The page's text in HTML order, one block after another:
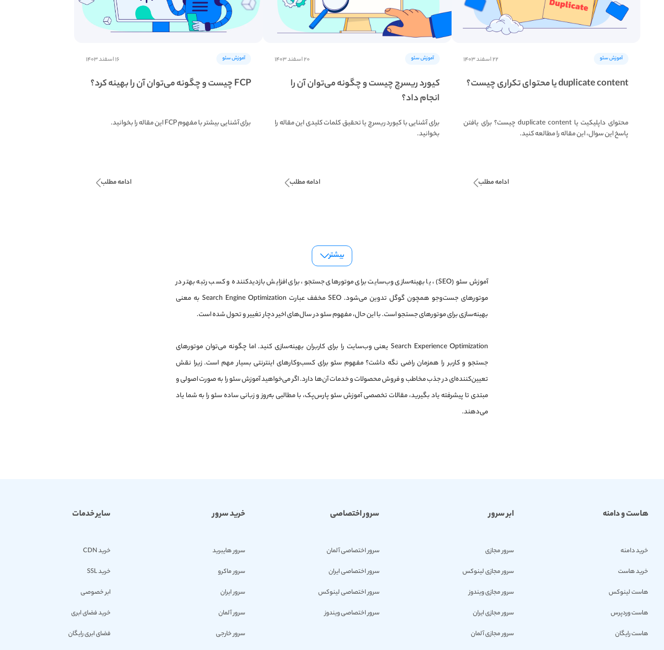
آموزش سئو ۲۲ اسفند ۱۴۰۳
duplicate content یا محتوای تکراری چیست؟
محتوای داپلیکیت یا duplicate content چیست؟ برای یافتن
پاسخ این سوال، این مقاله را مطالعه کنید.
ادامه مطلب
آموزش سئو ۲۰ اسفند ۱۴۰۳
کیورد ریسرچ چیست و چگونه می‌توان آن را
انجام داد؟
برای آشنایی با کیورد ریسرچ یا تحقیق کلمات کلیدی این مقاله را
بخوانید.
ادامه مطلب
آموزش سئو ۱۶ اسفند ۱۴۰۳
FCP چیست و چگونه می‌توان آن را بهینه کرد؟
برای آشنایی بیشتر با مفهوم FCP این مقاله را بخوانید.
ادامه مطلب
بیشتر
آموزش سئو (SEO)، یا بهینه‌سازی وب‌سایت برای موتورهای جستجو، برای افزایش بازدیدکننده و کسب رتبه بهتر در
موتورهای جست‌وجو همچون گوگل تدوین می‌شود. SEO مخفف عبارت Search Engine Optimization به معنی
بهینه‌سازی برای موتورهای جستجو است. با این حال، مفهوم سئو در سال‌های اخیر دچار تغییر و تحول شده است.
Search Experience Optimization یعنی وب‌سایت را برای کاربران بهینه‌سازی کنید. اما چگونه می‌توان موتورهای
جستجو و کاربر را همزمان راضی نگه داشت؟ مفهوم سئو برای کسب‌وکارهای اینترنتی بسیار مهم است. زیرا نقش‌
تعیین‌کننده‌ای در جذب مخاطب و فروش محصولات و خدمات آن‌ها دارد. اگر می‌خواهید آموزش سئو را به صورت اصولی و
مبتدی تا پیشرفته یاد بگیرید، مقالات تخصصی آموزش سئو پارس‌پک، با مطالبی به‌روز و زبانی ساده سئو را به شما یاد
می‌دهند.
هاست و دامنه
خرید دامنه
خرید هاست
هاست لینوکس
هاست وردپرس
هاست رایگان
ابر سرور
سرور مجازی
سرور مجازی لینوکس
سرور مجازی ویندوز
سرور مجازی ایران
سرور مجازی آلمان
سرور اختصاصی
سرور اختصاصی آلمان
سرور اختصاصی ایران
سرور اختصاصی لینوکس
سرور اختصاصی ویندوز
خرید سرور
سرور هایبرید
سرور ماکرو
سرور ایران
سرور آلمان
سرور خارجی
سایر خدمات
خرید CDN
خرید SSL
ابر خصوصی
خرید فضای ابری
فضای ابری رایگان